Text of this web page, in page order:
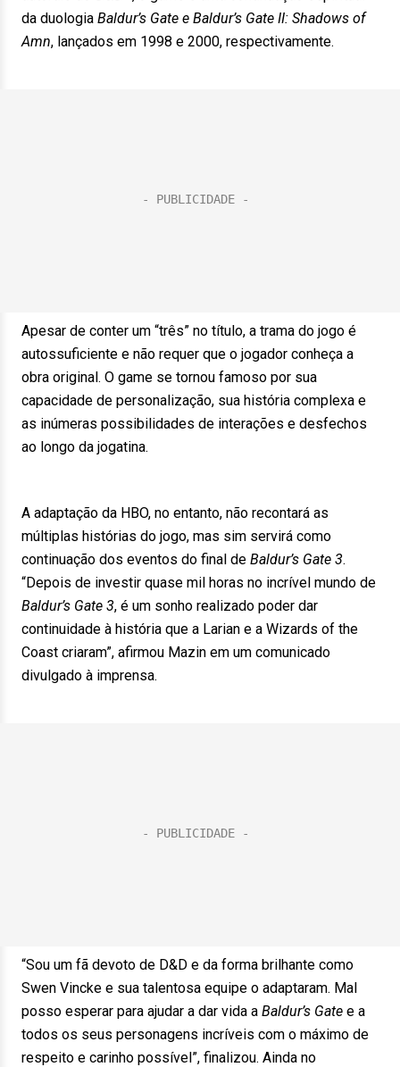
da duologia Baldur’s Gate e Baldur’s Gate II: Shadows of
Amn, lançados em 1998 e 2000, respectivamente.
Apesar de conter um “três” no título, a trama do jogo é
autossuficiente e não requer que o jogador conheça a
obra original. O game se tornou famoso por sua
capacidade de personalização, sua história complexa e
as inúmeras possibilidades de interações e desfechos
ao longo da jogatina.
A adaptação da HBO, no entanto, não recontará as
múltiplas histórias do jogo, mas sim servirá como
continuação dos eventos do final de Baldur’s Gate 3.
“Depois de investir quase mil horas no incrível mundo de
Baldur’s Gate 3, é um sonho realizado poder dar
continuidade à história que a Larian e a Wizards of the
Coast criaram”, afirmou Mazin em um comunicado
divulgado à imprensa.
“Sou um fã devoto de D&D e da forma brilhante como
Swen Vincke e sua talentosa equipe o adaptaram. Mal
posso esperar para ajudar a dar vida a Baldur’s Gate e a
todos os seus personagens incríveis com o máximo de
respeito e carinho possível”, finalizou. Ainda no